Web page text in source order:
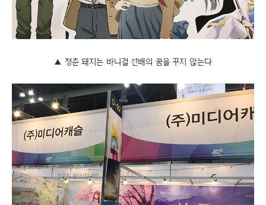
▲ 청춘 돼지는 바니걸 선배의 꿈을 꾸지 않는다